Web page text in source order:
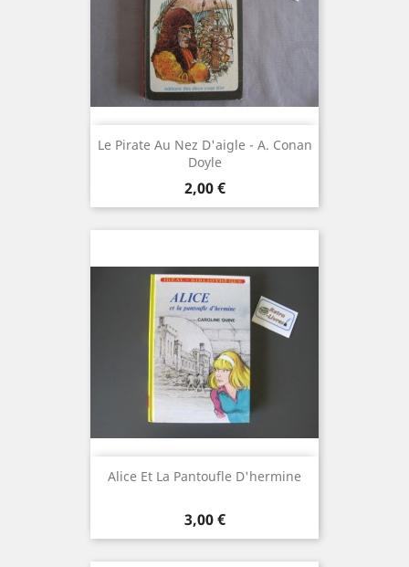
Le Pirate Au Nez D'aigle - A. Conan
Doyle
Prix
2,00 €
Alice Et La Pantoufle D'hermine
Prix
3,00 €